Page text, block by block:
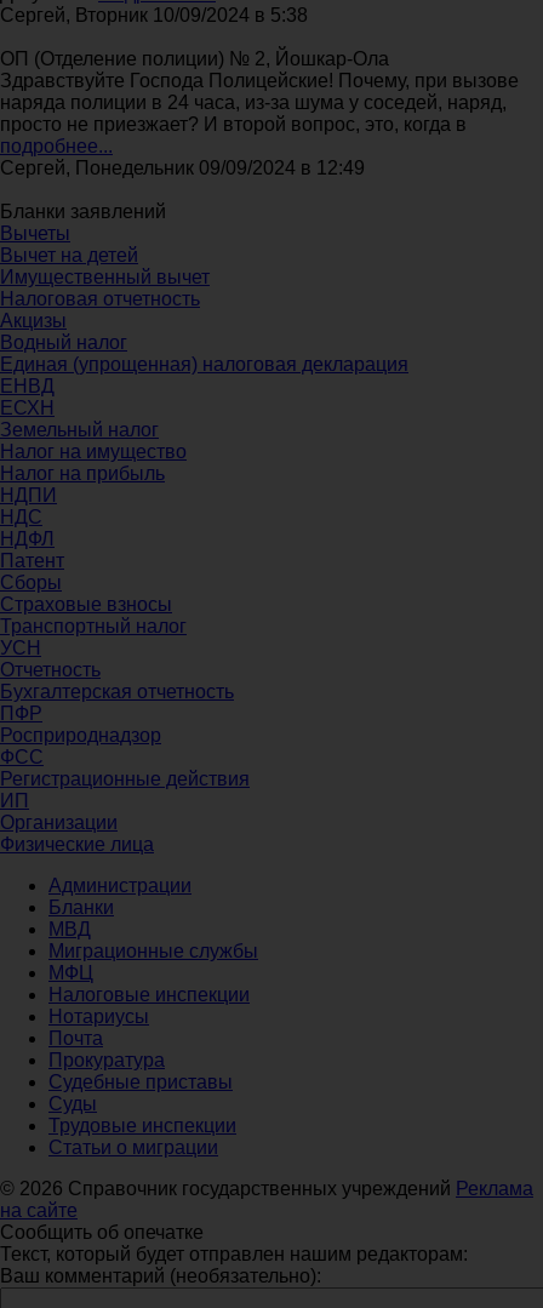
Сергей, Вторник 10/09/2024 в 5:38
ОП (Отделение полиции) № 2, Йошкар-Ола
Здравствуйте Господа Полицейские! Почему, при вызове
наряда полиции в 24 часа, из-за шума у соседей, наряд,
просто не приезжает? И второй вопрос, это, когда в
подробнее...
Сергей, Понедельник 09/09/2024 в 12:49
Бланки заявлений
Вычеты
Вычет на детей
Имущественный вычет
Налоговая отчетность
Акцизы
Водный налог
Единая (упрощенная) налоговая декларация
ЕНВД
ЕСХН
Земельный налог
Налог на имущество
Налог на прибыль
НДПИ
НДС
НДФЛ
Патент
Сборы
Страховые взносы
Транспортный налог
УСН
Отчетность
Бухгалтерская отчетность
ПФР
Росприроднадзор
ФСС
Регистрационные действия
ИП
Организации
Физические лица
Администрации
Бланки
МВД
Миграционные службы
МФЦ
Налоговые инспекции
Нотариусы
Почта
Прокуратура
Судебные приставы
Суды
Трудовые инспекции
Статьи о миграции
© 2026 Справочник государственных учреждений Реклама
на сайте
Сообщить об опечатке
Текст, который будет отправлен нашим редакторам:
Ваш комментарий (необязательно):